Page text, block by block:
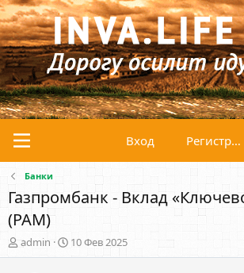
Вход Регистрация
Банки
Газпромбанк - Вклад
(PAM)
А
в
admin
Д
а
10 Фев 2025